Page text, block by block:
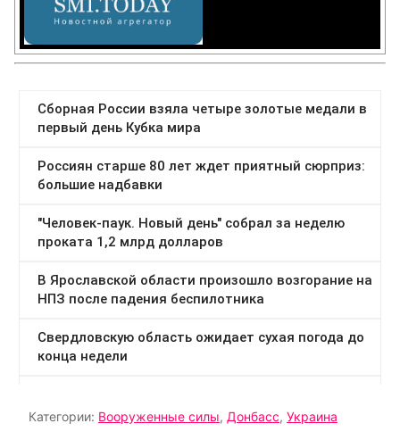
Категории: Вооруженные силы, Донбасс, Украина